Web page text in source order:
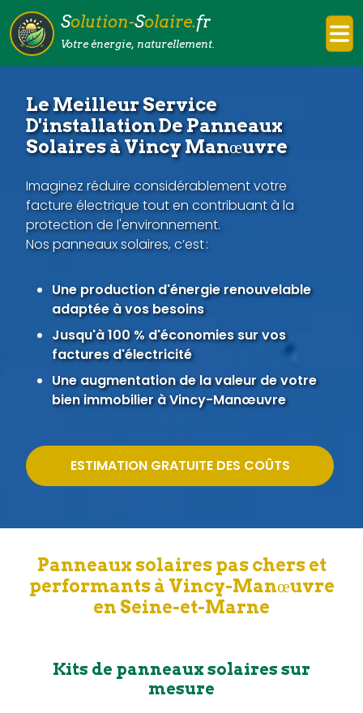
Solution-Solaire.fr
Votre énergie, naturellement.
Le Meilleur Service
D'installation De Panneaux
Solaires à Vincy Manœuvre
Imaginez réduire considérablement votre
facture électrique tout en contribuant à la
protection de l'environnement.
Nos panneaux solaires, c’est :
Une production d'énergie renouvelable
adaptée à vos besoins
Jusqu'à 100 % d'économies sur vos
factures d'électricité
Une augmentation de la valeur de votre
bien immobilier à Vincy-Manœuvre
ESTIMATION GRATUITE DES COÛTS
Panneaux solaires pas chers et
performants à Vincy-Manœuvre
en Seine-et-Marne
Kits de panneaux solaires sur
mesure